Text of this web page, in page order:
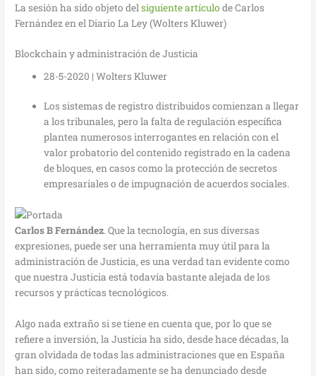
La sesión ha sido objeto delsiguiente artículo de Carlos
Fernández en el Diario La Ley (Wolters Kluwer)
Blockchain y administración de Justicia
28-5-2020 | Wolters Kluwer
Los sistemas de registro distribuidos comienzan a llegar
a los tribunales, pero la falta de regulación específica
plantea numerosos interrogantes en relación con el
valor probatorio del contenido registrado en la cadena
de bloques, en casos como la protección de secretos
empresariales o de impugnación de acuerdos sociales.
Carlos B Fernández. Que la tecnología, en sus diversas
expresiones, puede ser una herramienta muy útil para la
administración de Justicia, es una verdad tan evidente como
que nuestra Justicia está todavía bastante alejada de los
recursos y prácticas tecnológicos.
Algo nada extraño si se tiene en cuenta que, por lo que se
refiere a inversión, la Justicia ha sido, desde hace décadas, la
gran olvidada de todas las administraciones que en España
han sido, como reiteradamente se ha denunciado desde